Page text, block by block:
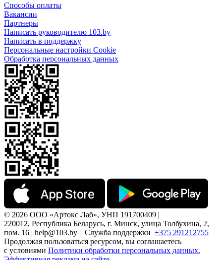
Способы оплаты
Вакансии
Партнеры
Написать руководителю 103.by
Написать в поддержку
Персональные настройки Cookie
Обработка персональных данных
© 2026 ООО «Артокс Лаб», УНП 191700409 |
220012, Республика Беларусь, г. Минск, улица Толбухина, 2,
пом. 16 | help@103.by | Служба поддержки +375 291212755
Продолжая пользоваться ресурсом, вы соглашаетесь
с условиями Политики обработки персональных данных.